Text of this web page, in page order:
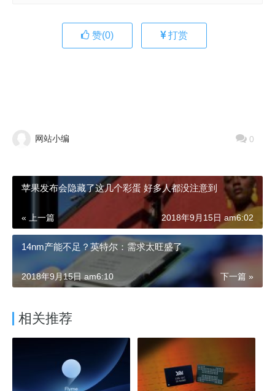
赞(0) 打赏
网站小编 0
苹果发布会隐藏了这几个彩蛋 好多人都没注意到
« 上一篇 2018年9月15日 am6:02
14nm产能不足？英特尔：需求太旺盛了
下一篇 »
2018年9月15日 am6:10
相关推荐